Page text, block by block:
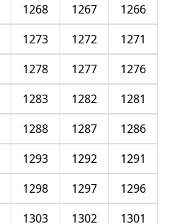
1266
1267
1268
1271
1272
1273
1276
1277
1278
1281
1282
1283
1286
1287
1288
1291
1292
1293
1296
1297
1298
1301
1302
1303